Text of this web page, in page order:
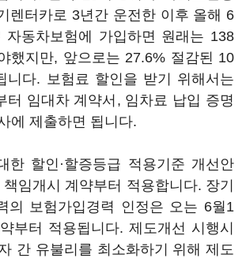
렌터카로 3년간 운전한 이후 올해 6
자동차보험에 가입하면 원래는 138
했지만, 앞으로는 27.6% 절감된 10
니다. 보험료 할인을 받기 위해서는
터 임대차 계약서, 임차료 납입 증명
에 제출하면 됩니다.
한 할인·할증등급 적용기준 개선안
임개시 계약부터 적용합니다. 장기
의 보험가입경력 인정은 오는 6월1
부터 적용됩니다. 제도개선 시행시
간 유불리를 최소화하기 위해 제도